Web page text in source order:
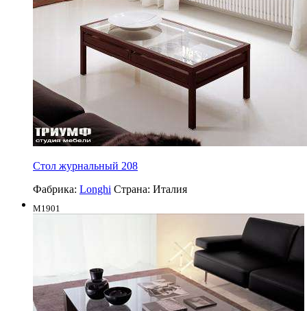
Стол журнальный 208
Фабрика: Longhi Страна: Италия
M1901